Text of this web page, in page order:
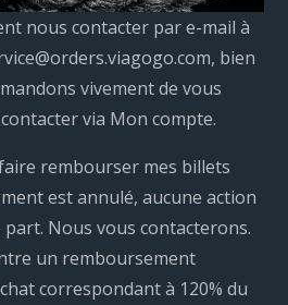
nous contacter par e-mail à
bien
vivement de vous
via Mon compte.
rembourser mes billets
est annulé, aucune action
part. Nous vous contacterons.
un remboursement
correspondant à 120% du